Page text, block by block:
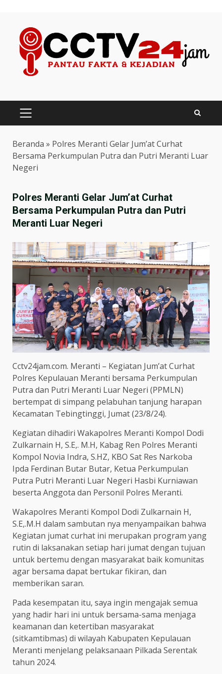
content
PRIMARY
MENU
Beranda » Polres Meranti Gelar Jum’at Curhat
Bersama Perkumpulan Putra dan Putri Meranti Luar
Negeri
Polres Meranti Gelar Jum’at Curhat
Bersama Perkumpulan Putra dan Putri
Meranti Luar Negeri
Cctv24jam.com. Meranti – Kegiatan Jum’at Curhat
Polres Kepulauan Meranti bersama Perkumpulan
Putra dan Putri Meranti Luar Negeri (PPMLN)
bertempat di simpang pelabuhan tanjung harapan
Kecamatan Tebingtinggi, Jumat (23/8/24).
Kegiatan dihadiri Wakapolres Meranti Kompol Dodi
Zulkarnain H, S.E,. M.H, Kabag Ren Polres Meranti
Kompol Novia Indra, S.HZ, KBO Sat Res Narkoba
Ipda Ferdinan Butar Butar, Ketua Perkumpulan
Putra Putri Meranti Luar Negeri Hasbi Kurniawan
beserta Anggota dan Personil Polres Meranti.
Wakapolres Meranti Kompol Dodi Zulkarnain H,
S.E,.M.H dalam sambutan nya menyampaikan bahwa
Kegiatan jumat curhat ini merupakan program yang
rutin di laksanakan setiap hari jumat dengan tujuan
untuk bertemu dengan masyarakat baik komunitas
agar bersama dapat bertukar fikiran, dan
memberikan saran.
Pada kesempatan itu, saya ingin mengajak semua
yang hadir hari ini untuk bersama-sama menjaga
keamanan dan ketertiban masyarakat
(sitkamtibmas) di wilayah Kabupaten Kepulauan
Meranti menjelang pelaksanaan Pilkada Serentak
tahun 2024.